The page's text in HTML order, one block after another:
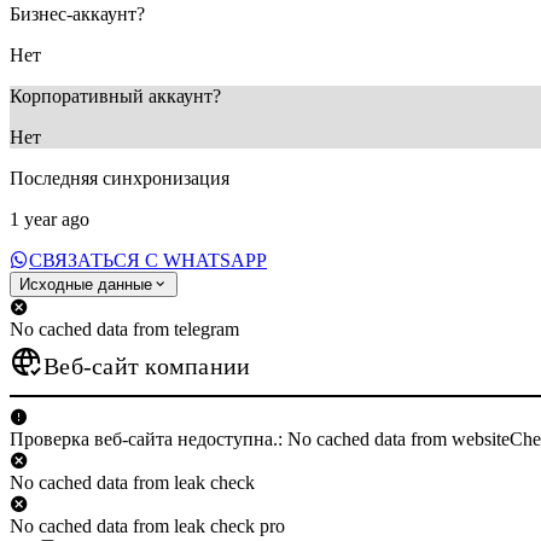
Бизнес-аккаунт?
Нет
Корпоративный аккаунт?
Нет
Последняя синхронизация
1 year ago
СВЯЗАТЬСЯ С WHATSAPP
Исходные данные
No cached data from telegram
Веб-сайт компании
Проверка веб-сайта недоступна.: No cached data from
No cached data from leak check
No cached data from leak check pro